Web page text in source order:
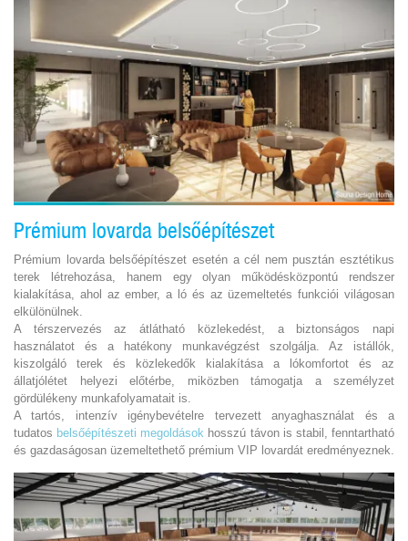
Prémium lovarda belsőépítészet
Prémium lovarda belsőépítészet esetén a cél nem pusztán esztétikus
terek létrehozása, hanem egy olyan működésközpontú rendszer
kialakítása, ahol az ember, a ló és az üzemeltetés funkciói világosan
elkülönülnek.
A térszervezés az átlátható közlekedést, a biztonságos napi
használatot és a hatékony munkavégzést szolgálja. Az istállók,
kiszolgáló terek és közlekedők kialakítása a lókomfortot és az
állatjólétet helyezi előtérbe, miközben támogatja a személyzet
gördülékeny munkafolyamatait is.
A tartós, intenzív igénybevételre tervezett anyaghasználat és a
tudatos belsőépítészeti megoldások hosszú távon is stabil, fenntartható
és gazdaságosan üzemeltethető prémium VIP lovardát eredményeznek.